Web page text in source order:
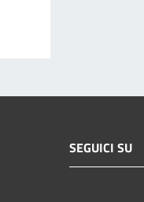
SEGUICI SU